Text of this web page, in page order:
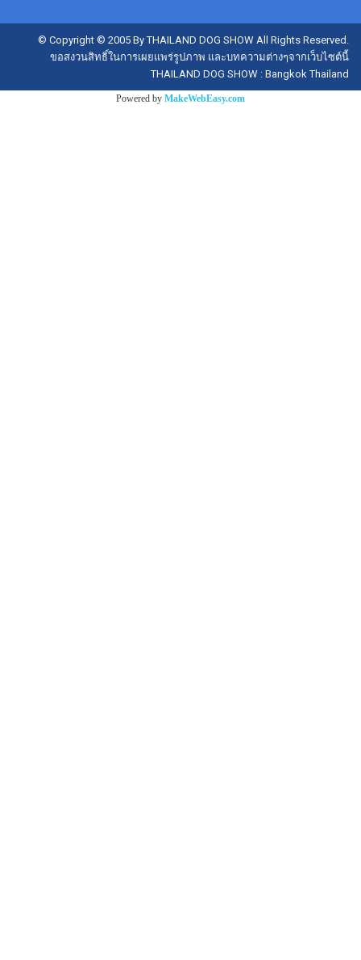
© Copyright © 2005 By THAILAND DOG SHOW All Rights Reserved.
ขอสงวนสิทธิ์ในการเผยแพร่รูปภาพ และบทความต่างๆจากเว็บไซต์นี้
THAILAND DOG SHOW : Bangkok Thailand
Powered by MakeWebEasy.com